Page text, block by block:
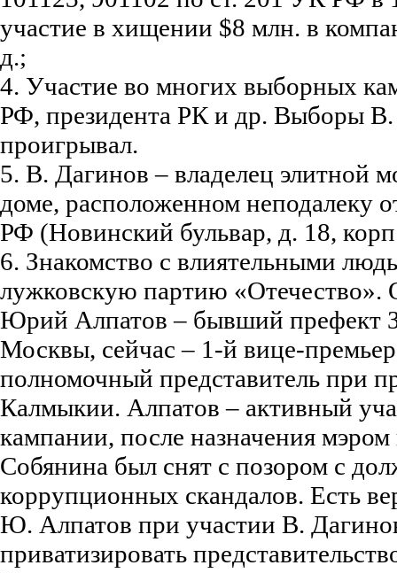
участие в хищении $8 млн. в
д.;
4. Участие во многих выборных
РФ, президента РК и др. Выборы В.
проигрывал.
5. В. Дагинов – владелец элитной
доме, расположенном неподалеку
РФ (Новинский бульвар, д. 18,
6. Знакомство с влиятельными
лужковскую партию
Юрий Алпатов – бывший префект
Москвы, сейчас – 1-й вице-
полномочный представитель при
Калмыкии. Алпатов – активный
кампании, после назначения
Собянина был снят с позором с
коррупционных скандалов. Есть
Ю. Алпатов при участии В.
приватизировать